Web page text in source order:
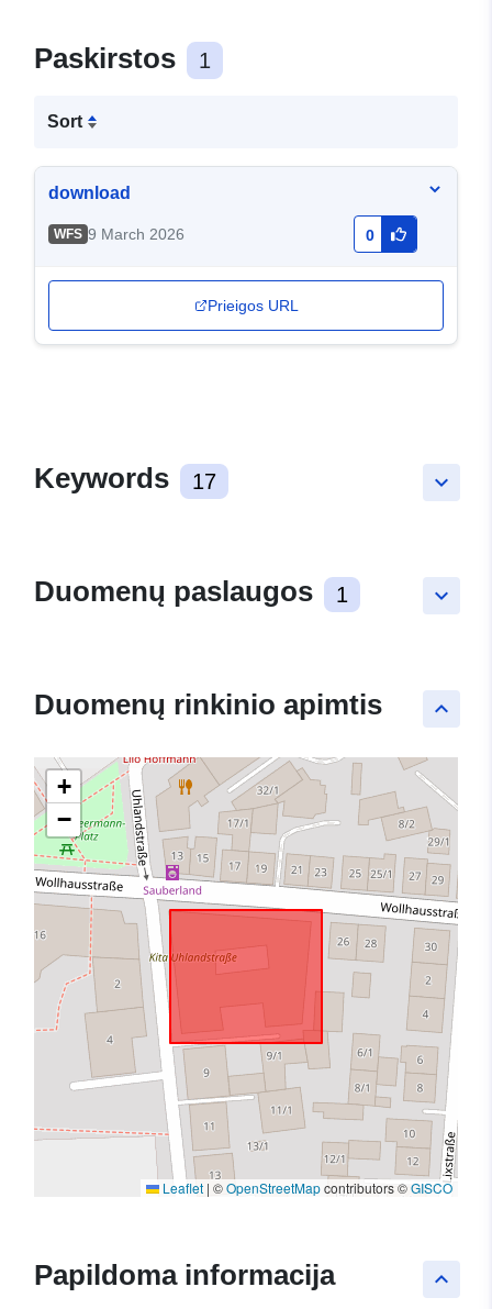
Paskirstos 1
Sort
download
WFS 9 March 2026 0
Prieigos URL
keyboard_arrow_down
Keywords 17
keyboard_arrow_down
Duomenų paslaugos 1
keyboard_arrow_up
Duomenų rinkinio apimtis
+
−
Leaflet | ©OpenStreetMapcontributors ©GISCO
keyboard_arrow_up
Papildoma informacija